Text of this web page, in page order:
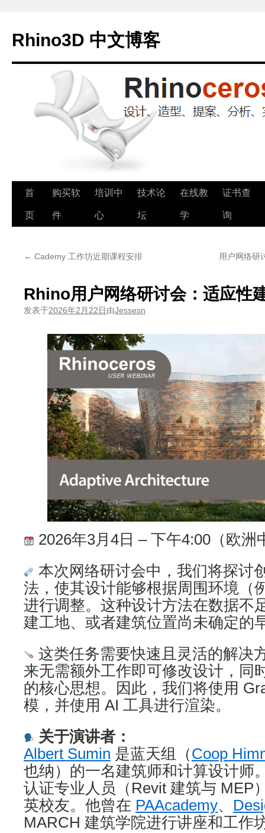
Rhino3D 中文博客
跳
至
首
页
购买软
件
培训中
心
技术论
坛
在线教
学
证书查
询
← Cademy 工作坊近期课程安排 用户网络研
Rhino用户网络研讨会：适应性
发表于2026年2月22日由Jessesn
2026年3月4日 – 下午4:00（欧洲
本次网络研讨会中，我们将探讨
法，使其设计能够根据周围环境（
进行调整。这种设计方法在数据不
建工地、或者建筑位置尚未确定的
这类任务需要快速且灵活的解决
来无需额外工作即可修改设计，同
的核心思想。因此，我们将使用
模，并使用 AI 工具进行渲染。
关于演讲者：
Albert Sumin 是蓝天组（Coop
也纳）的一名建筑师和计算设计师
认证专业人员（Revit 建筑与 MEP
英校友。他曾在 PAAcademy、
MARCH 建筑学院进行讲座和工作